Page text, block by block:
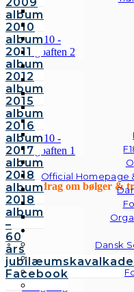
Official Homepage
Dansk
album
2010
album
2011
album
2012
album
2015
album
2016
album
2017
album
2018
album
2018
album
–
60
års
jubilæumskavalkade
Facebook
Foredrag om bølger &